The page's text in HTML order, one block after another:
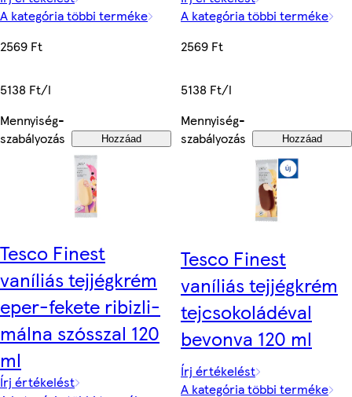
A kategória többi terméke
2569 Ft
5138 Ft/l
Mennyiség-
szabályozás
Hozzáad
A kategória többi terméke
2569 Ft
5138 Ft/l
Mennyiség-
szabályozás
Hozzáad
Tesco Finest
vaníliás tejjégkrém
eper-fekete ribizli-
málna szósszal 120
ml
Írj értékelést
Tesco Finest
vaníliás tejjégkrém
tejcsokoládéval
bevonva 120 ml
Írj értékelést
A kategória többi terméke